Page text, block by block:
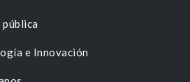
e Innovación